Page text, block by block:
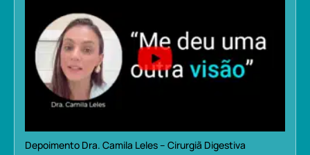
Depoimento Dra. Camila Leles – Cirurgiã Digestiva